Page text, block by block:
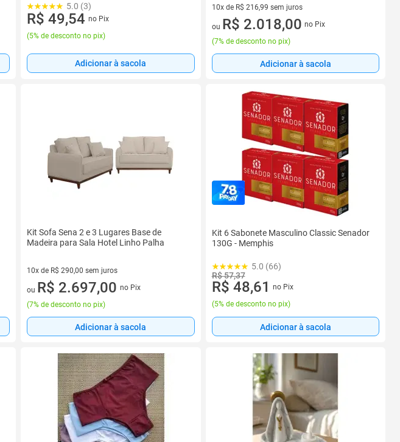
5.0 (3)
R$ 49,54 no Pix
(5% de desconto no pix)
Adicionar à sacola
10x de R$ 216,99 sem juros
10 vez de R$ 216,99 sem juros
ou R$ 2.018,00 no Pix
(7% de desconto no pix)
Adicionar à sacola
Kit Sofa Sena 2 e 3 Lugares Base de
Madeira para Sala Hotel Linho Palha
10x de R$ 290,00 sem juros
10 vez de R$ 290,00 sem juros
ou R$ 2.697,00 no Pix
(7% de desconto no pix)
Adicionar à sacola
Kit 6 Sabonete Masculino Classic Senador
130G - Memphis
5.0 (66)
R$ 57,37
R$ 48,61
no Pix
(5% de desconto no pix)
Adicionar à sacola